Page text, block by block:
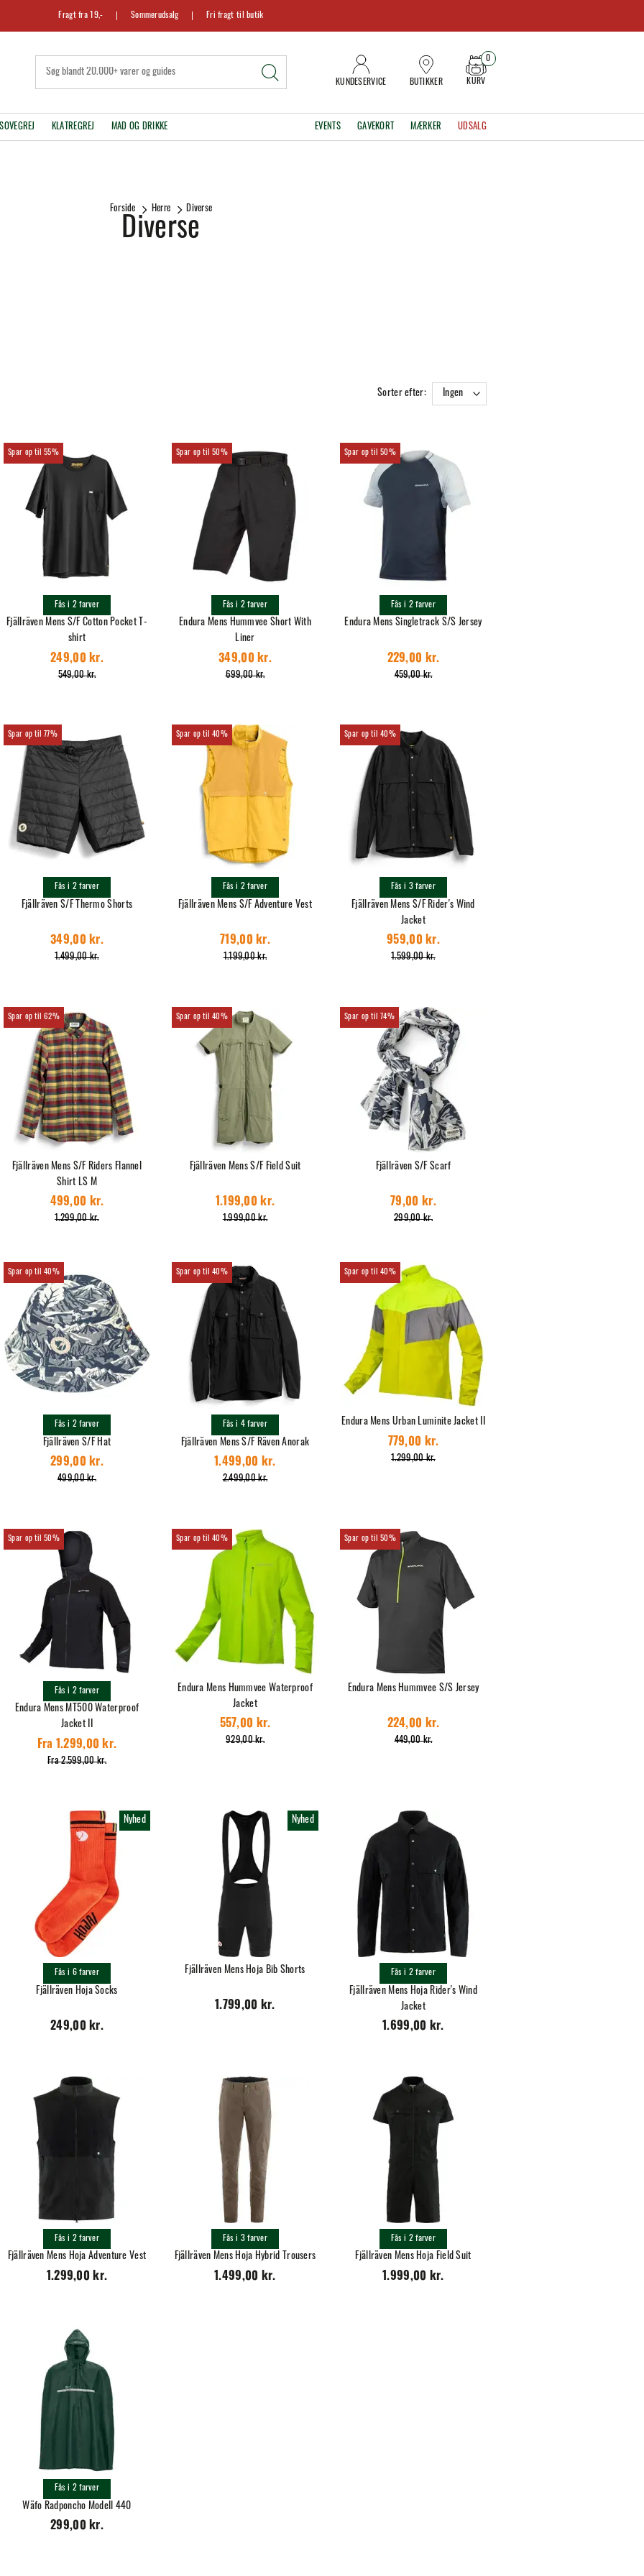
Fragt fra 19,- Sommerudsalg Fri fragt til butik
KUNDESERVICE BUTIKKER KURV
0
SOVEGREJ KLATREGREJ MAD OG DRIKKE EVENTS GAVEKORT MÆRKER UDSALG
Diverse
Forside Herre Diverse
Sorter efter: Ingen
55%
Fjällräven Mens S/F Cotton Pocket T-
shirt
549,00 kr.
249,00 kr.
Fås i 2 farver
50%
Endura Mens Hummvee Short With
Liner
699,00 kr.
349,00 kr.
Fås i 2 farver
50%
Endura Mens Singletrack S/S Jersey
459,00 kr.
229,00 kr.
Fås i 2 farver
77%
Fjällräven S/F Thermo Shorts
1.499,00 kr.
349,00 kr.
Fås i 2 farver
40%
Fjällräven Mens S/F Adventure Vest
1.199,00 kr.
719,00 kr.
Fås i 2 farver
40%
Fjällräven Mens S/F Rider's Wind
Jacket
1.599,00 kr.
959,00 kr.
Fås i 3 farver
62%
Fjällräven Mens S/F Riders Flannel
Shirt LS M
1.299,00 kr.
499,00 kr.
40%
Fjällräven Mens S/F Field Suit
1.999,00 kr.
1.199,00 kr.
74%
Fjällräven S/F Scarf
299,00 kr.
79,00 kr.
40%
Fjällräven S/F Hat
499,00 kr.
299,00 kr.
Fås i 2 farver
40%
Fjällräven Mens S/F Räven Anorak
2.499,00 kr.
1.499,00 kr.
Fås i 4 farver
40%
Endura Mens Urban Luminite Jacket II
1.299,00 kr.
779,00 kr.
50%
Endura Mens MT500 Waterproof
Jacket II
Fra 2.599,00 kr.
Fra 1.299,00 kr.
Fås i 2 farver
40%
Endura Mens Hummvee Waterproof
Jacket
929,00 kr.
557,00 kr.
50%
Endura Mens Hummvee S/S Jersey
449,00 kr.
224,00 kr.
Nyhed
Fjällräven Hoja Socks
249,00 kr.
Fås i 6 farver
Nyhed
Fjällräven Mens Hoja Bib Shorts
1.799,00 kr.
Fjällräven Mens Hoja Rider's Wind
Jacket
1.699,00 kr.
Fås i 2 farver
Fjällräven Mens Hoja Adventure Vest
1.299,00 kr.
Fås i 2 farver
Fjällräven Mens Hoja Hybrid Trousers
1.499,00 kr.
Fås i 3 farver
Fjällräven Mens Hoja Field Suit
1.999,00 kr.
Fås i 2 farver
Wäfo Radponcho Modell 440
299,00 kr.
Fås i 2 farver